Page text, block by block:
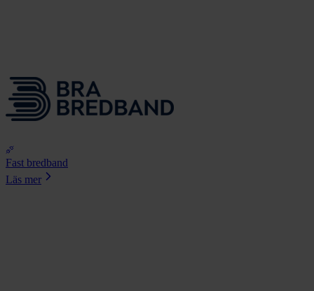
Fast bredband
Läs mer